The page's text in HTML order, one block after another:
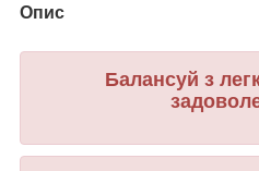
Опис
Балансуй з